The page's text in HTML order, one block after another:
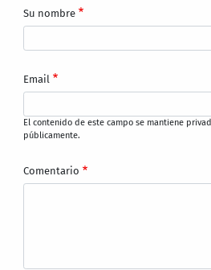
Su nombre
Email
El contenido de este campo se mantiene
públicamente.
Comentario